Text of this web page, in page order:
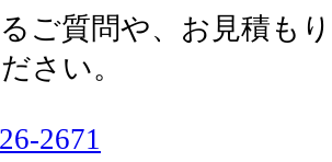
ご質問や、お見積も
さい。
2671